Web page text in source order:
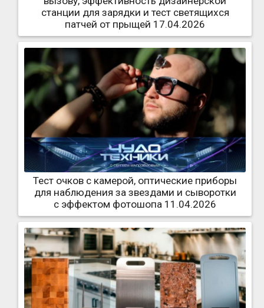
станции для зарядки и тест светящихся
патчей от прыщей 17.04.2026
Тест очков с камерой, оптические приборы
для наблюдения за звездами и сыворотки
с эффектом фотошопа 11.04.2026